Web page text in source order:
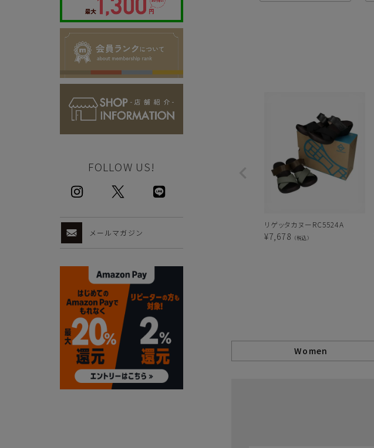
リゲッタカヌーRC5524A
¥7,678 （税込）
Women
FOLLOW US!
メールマガジン